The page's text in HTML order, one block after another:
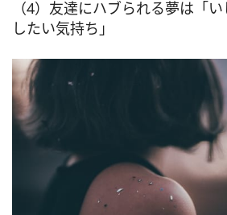
（4）友達にハブられる夢は「
したい気持ち」